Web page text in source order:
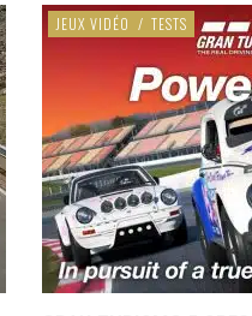
JEUX VIDÉO / TESTS